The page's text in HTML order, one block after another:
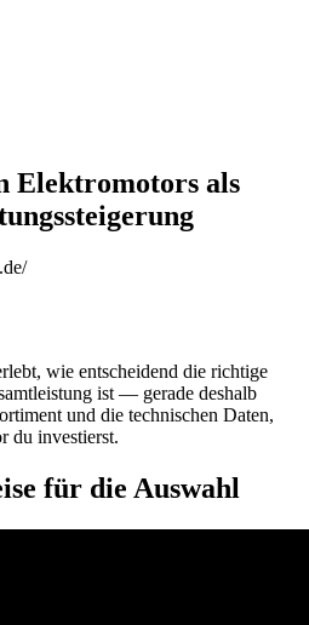
Elektromotors als
wie entscheidend die richtige
ist — gerade deshalb
und die technischen Daten,
du investierst.
für die Auswahl